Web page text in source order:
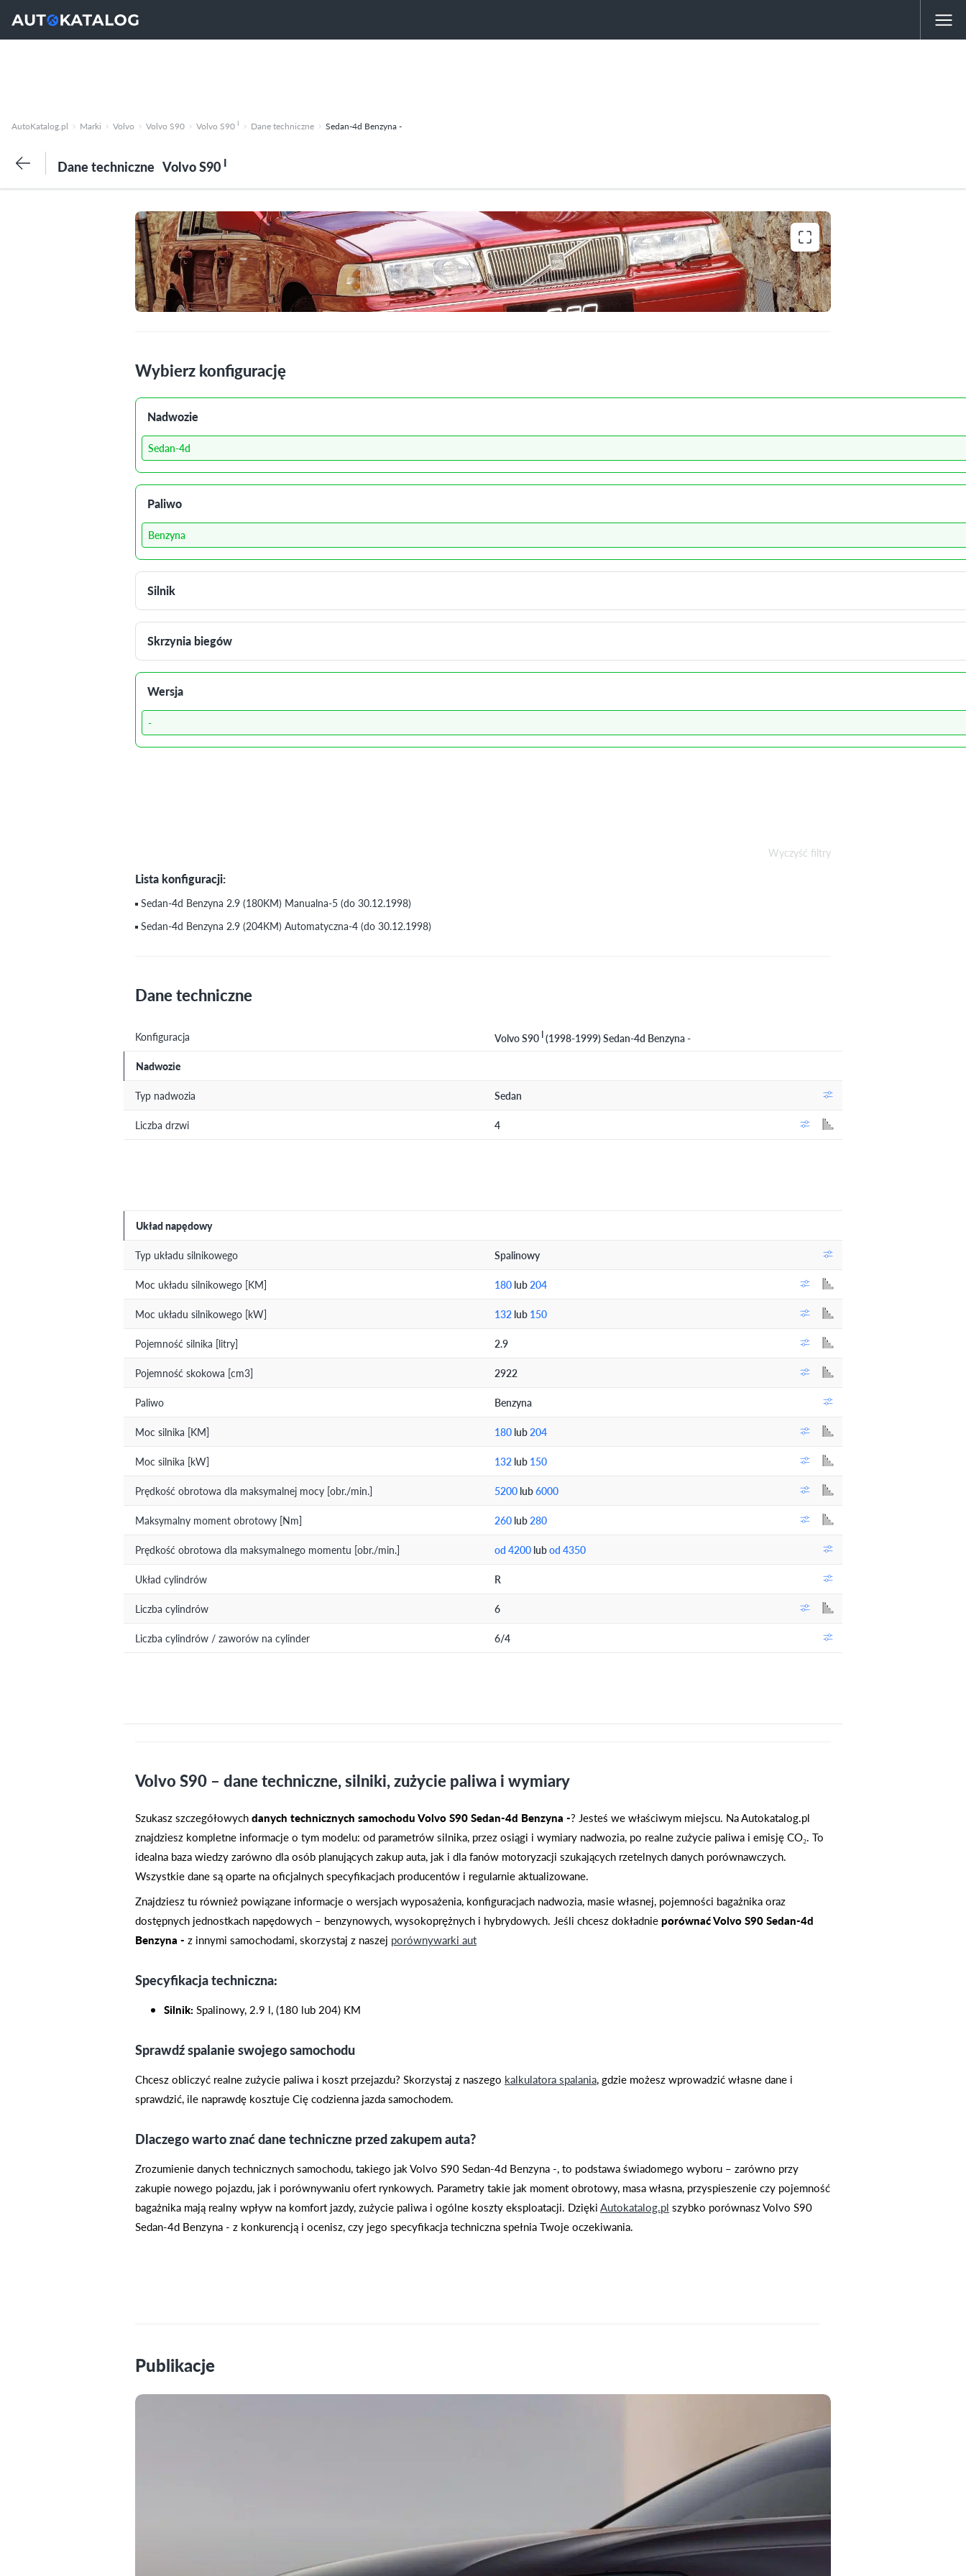
AutoKatalog.pl Marki Volvo Volvo S90 Volvo S90 I Dane techniczne Sedan-4d Benzyna -
Dane techniczne Volvo S90 I
Wybierz konfigurację
Nadwozie
Sedan-4d
Paliwo
Benzyna
Silnik
Skrzynia biegów
Wersja
-
Wyczyść filtry
Lista konfiguracji:
Sedan-4d Benzyna 2.9 (180KM) Manualna-5 (do 30.12.1998)
Sedan-4d Benzyna 2.9 (204KM) Automatyczna-4 (do 30.12.1998)
Dane techniczne
Konfiguracja Volvo S90 I(1998-1999) Sedan-4d Benzyna -
Nadwozie
Typ nadwozia Sedan
Liczba drzwi 4
Układ napędowy
Typ układu silnikowego Spalinowy
Moc układu silnikowego [KM] 180 lub204
Moc układu silnikowego [kW] 132 lub 150
Pojemność silnika [litry] 2.9
Pojemność skokowa [cm3] 2922
Paliwo Benzyna
Moc silnika [KM] 180 lub204
Moc silnika [kW] 132 lub 150
Prędkość obrotowa dla maksymalnej mocy [obr./min.] 5200 lub6000
Maksymalny moment obrotowy [Nm] 260 lub280
Prędkość obrotowa dla maksymalnego momentu [obr./min.] od 4200 lubod 4350
Układ cylindrów R
Liczba cylindrów 6
Liczba cylindrów / zaworów na cylinder 6/4
Volvo S90 – dane techniczne, silniki, zużycie paliwa i wymiary
Szukasz szczegółowychdanych technicznych samochodu Volvo S90 Sedan-4d Benzyna -? Jesteś we właściwym miejscu. Na Autokatalog.pl
znajdziesz kompletne informacje o tym modelu: od parametrów silnika, przez osiągi i wymiary nadwozia, po realne zużycie paliwa i emisję CO₂. To
idealna baza wiedzy zarówno dla osób planujących zakup auta, jak i dla fanów motoryzacji szukających rzetelnych danych porównawczych.
Wszystkie dane są oparte na oficjalnych specyfikacjach producentów i regularnie aktualizowane.
Znajdziesz tu również powiązane informacje o wersjach wyposażenia, konfiguracjach nadwozia, masie własnej, pojemności bagażnika oraz
dostępnych jednostkach napędowych – benzynowych, wysokoprężnych i hybrydowych. Jeśli chcesz dokładnieporównać Volvo S90 Sedan-4d
Benzyna - z innymi samochodami, skorzystaj z naszej porównywarki aut
Specyfikacja techniczna:
Silnik: Spalinowy, 2.9 l, (180 lub 204) KM
Sprawdź spalanie swojego samochodu
Chcesz obliczyć realne zużycie paliwa i koszt przejazdu? Skorzystaj z naszego kalkulatora spalania, gdzie możesz wprowadzić własne dane i
sprawdzić, ile naprawdę kosztuje Cię codzienna jazda samochodem.
Dlaczego warto znać dane techniczne przed zakupem auta?
Zrozumienie danych technicznych samochodu, takiego jak Volvo S90 Sedan-4d Benzyna -, to podstawa świadomego wyboru – zarówno przy
zakupie nowego pojazdu, jak i porównywaniu ofert rynkowych. Parametry takie jak moment obrotowy, masa własna, przyspieszenie czy pojemność
bagażnika mają realny wpływ na komfort jazdy, zużycie paliwa i ogólne koszty eksploatacji. DziękiAutokatalog.pl szybko porównasz Volvo S90
Sedan-4d Benzyna - z konkurencją i ocenisz, czy jego specyfikacja techniczna spełnia Twoje oczekiwania.
Publikacje